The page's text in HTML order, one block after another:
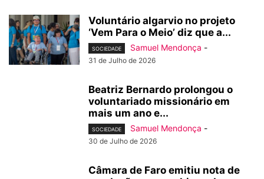
Voluntário algarvio no projeto
‘Vem Para o Meio’ diz que a...
SOCIEDADE Samuel Mendonça -
31 de Julho de 2026
Beatriz Bernardo prolongou o
voluntariado missionário em
mais um ano e...
SOCIEDADE Samuel Mendonça -
30 de Julho de 2026
Câmara de Faro emitiu nota de